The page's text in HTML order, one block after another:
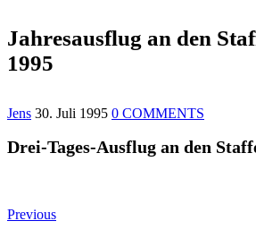
Jahresausflug an den
1995
Jens 30. Juli 1995 0 COMMENTS
Drei-Tages-Ausflug an den
Beitragsnavigation
PreviousPrevious